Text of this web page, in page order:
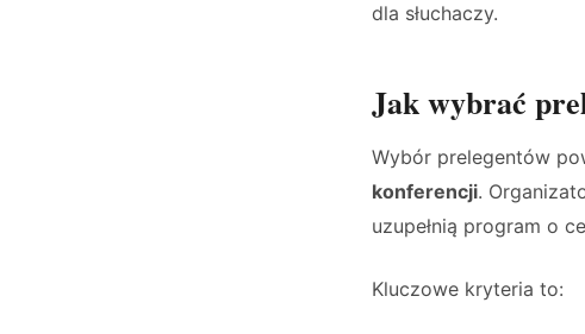
dla słuchaczy.
Jak wybrać
Wybór prelegentów
konferencji.
uzupełnią program o
Kluczowe kryteria to: